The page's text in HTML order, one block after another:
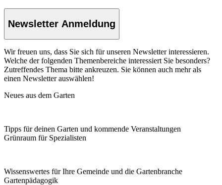
Newsletter Anmeldung
Wir freuen uns, dass Sie sich für unseren Newsletter interessieren.
Welche der folgenden Themenbereiche interessiert Sie besonders?
Zutreffendes Thema bitte ankreuzen. Sie können auch mehr als
einen Newsletter auswählen!
Neues aus dem Garten
Tipps für deinen Garten und kommende Veranstaltungen
Grünraum für Spezialisten
Wissenswertes für Ihre Gemeinde und die Gartenbranche
Garten­pädagogik